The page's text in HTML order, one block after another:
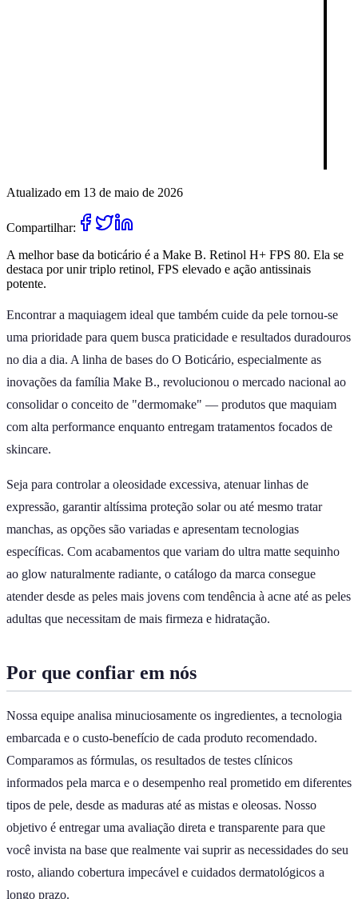
Atualizado em 13 de maio de 2026
Compartilhar:
A melhor base da boticário é a Make B. Retinol H+ FPS 80. Ela se
destaca por unir triplo retinol, FPS elevado e ação antissinais
potente.
Encontrar a maquiagem ideal que também cuide da pele tornou-se
uma prioridade para quem busca praticidade e resultados duradouros
no dia a dia. A linha de bases do O Boticário, especialmente as
inovações da família Make B., revolucionou o mercado nacional ao
consolidar o conceito de "dermomake" — produtos que maquiam
com alta performance enquanto entregam tratamentos focados de
skincare.
Seja para controlar a oleosidade excessiva, atenuar linhas de
expressão, garantir altíssima proteção solar ou até mesmo tratar
manchas, as opções são variadas e apresentam tecnologias
específicas. Com acabamentos que variam do ultra matte sequinho
ao glow naturalmente radiante, o catálogo da marca consegue
atender desde as peles mais jovens com tendência à acne até as peles
adultas que necessitam de mais firmeza e hidratação.
Por que confiar em nós
Nossa equipe analisa minuciosamente os ingredientes, a tecnologia
embarcada e o custo-benefício de cada produto recomendado.
Comparamos as fórmulas, os resultados de testes clínicos
informados pela marca e o desempenho real prometido em diferentes
tipos de pele, desde as maduras até as mistas e oleosas. Nosso
objetivo é entregar uma avaliação direta e transparente para que
você invista na base que realmente vai suprir as necessidades do seu
rosto, aliando cobertura impecável e cuidados dermatológicos a
longo prazo.